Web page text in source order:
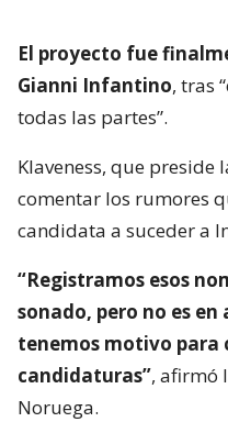
El proyecto fue
Gianni Infantino, tras
todas las partes”.
Klaveness, que preside
comentar los rumores
candidata a suceder a
“Registramos esos
sonado, pero no es
tenemos motivo para
candidaturas”, afirmó
Noruega.